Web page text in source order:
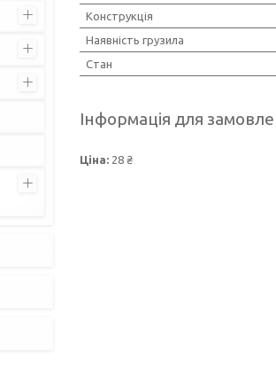
Конструкція
Наявність грузила
Стан
Інформація для
Ціна: 28 ₴